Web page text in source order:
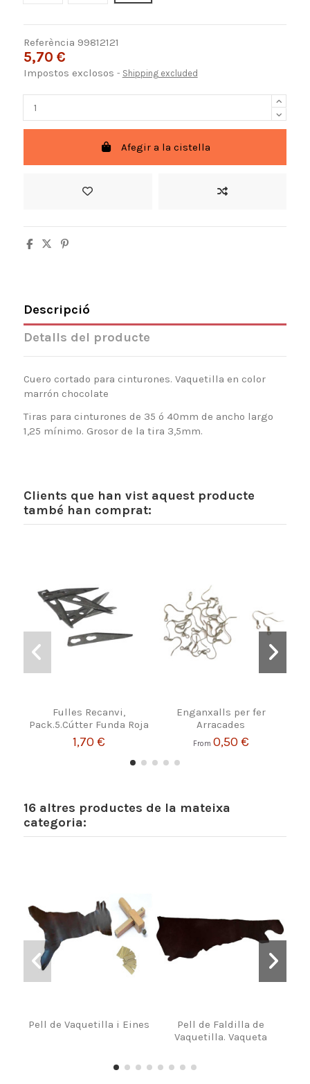
Referència 99812121
5,70 €
Impostos exclosos Shipping excluded
Afegir a la cistella
Descripció
Detalls del producte
Cuero cortado para cinturones. Vaquetilla en color
marrón chocolate
Tiras para cinturones de 35 ó 40mm de ancho largo
1,25 mínimo. Grosor de la tira 3,5mm.
Clients que han vist aquest producte
també han comprat:
Fulles Recanvi,
Pack.5.Cútter Funda Roja
1,70 €
Enganxalls per fer
Arracades
From 0,50 €
16 altres productes de la mateixa
categoria:
Pell de Vaquetilla i Eines
Pell de Faldilla de
Vaquetilla. Vaqueta